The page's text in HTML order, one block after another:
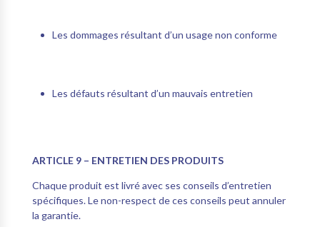
Les dommages résultant d’un usage non conforme
Les défauts résultant d’un mauvais entretien
ARTICLE 9 – ENTRETIEN DES PRODUITS
Chaque produit est livré avec ses conseils d’entretien
spécifiques. Le non-respect de ces conseils peut annuler
la garantie.